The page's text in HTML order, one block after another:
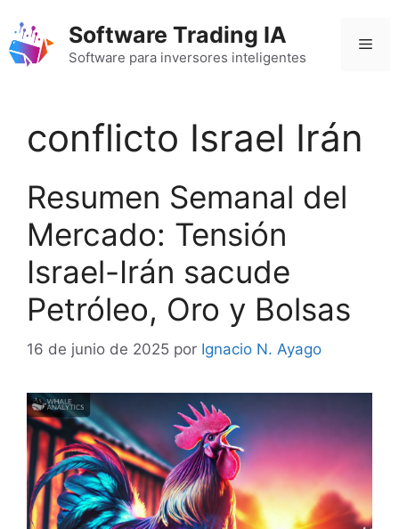
contenido
Software Trading IA
Software para inversores inteligentes
conflicto Israel Irán
Resumen Semanal del
Mercado: Tensión
Israel-Irán sacude
Petróleo, Oro y Bolsas
16 de junio de 2025 por Ignacio N. Ayago